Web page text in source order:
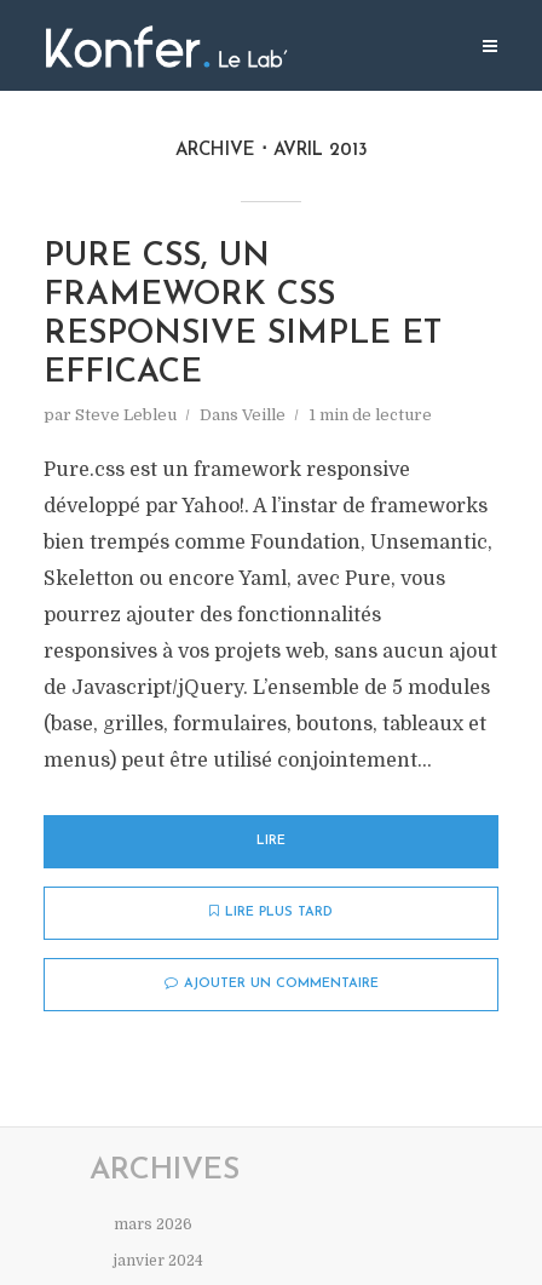
ARCHIVE AVRIL 2013
PURE CSS, UN
FRAMEWORK CSS
RESPONSIVE SIMPLE ET
EFFICACE
par Steve Lebleu Dans Veille 1 min de lecture
Pure.css est un framework responsive
développé par Yahoo!. A l’instar de frameworks
bien trempés comme Foundation, Unsemantic,
Skeletton ou encore Yaml, avec Pure, vous
pourrez ajouter des fonctionnalités
responsives à vos projets web, sans aucun ajout
de Javascript/jQuery. L’ensemble de 5 modules
(base, grilles, formulaires, boutons, tableaux et
menus) peut être utilisé conjointement...
LIRE
LIRE PLUS TARD
AJOUTER UN COMMENTAIRE
ARCHIVES
mars 2026
janvier 2024